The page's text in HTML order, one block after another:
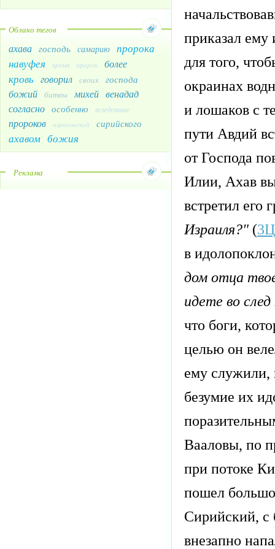
Облако тегов
ахава господь самарию пророка
навуфея
время пророк более
кровь говорил своих господа
божий битвы михей венадад
согласно особенно вследствие
пророков израильский сирийского
ахавом божия
Реклама
приказал
для того,
окраинах
и лошаков с
пути Авдий
от Господа
Илии, Ахав
встретил
Израиля?" (
в
дом отца
идете во
что боги,
целью он
ему служили,
безумие их
Вааловы, по
при потоке
пошел
Сирийский,
внезапно